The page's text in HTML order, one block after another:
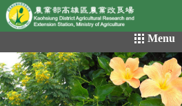
網頁置頂
到
主
要
內
Menu